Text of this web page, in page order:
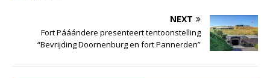
NEXT
Fort Pááándere presenteert tentoonstelling
“Bevrijding Doornenburg en fort Pannerden”